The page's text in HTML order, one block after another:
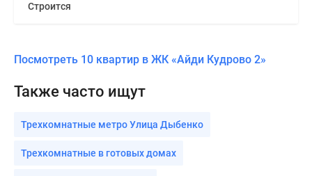
Строится
Посмотреть 10 квартир в ЖК «Айди Кудрово 2»
Также часто ищут
Трехкомнатные метро Улица Дыбенко
Трехкомнатные в готовых домах